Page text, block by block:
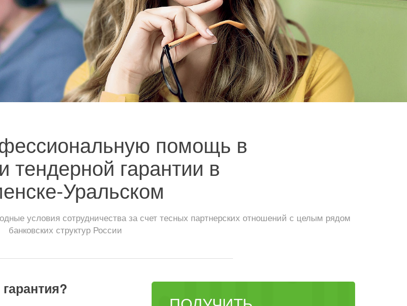
помощь в
тендерной гарантии в
Уральском
условия сотрудничества за счет тесных партнерских отношений с целым рядом
банковских структур России